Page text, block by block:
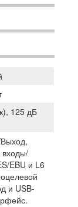
125 дБ
EBU и L6
и USB-